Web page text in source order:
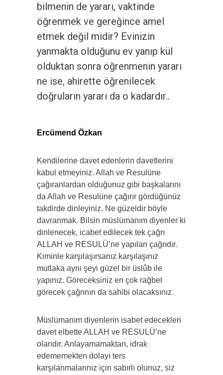
bilmenin de yararı, vaktinde
öğrenmek ve gereğince amel
etmek değil midir? Evinizin
yanmakta olduğunu ev yanıp kül
olduktan sonra öğrenmenin yararı
ne ise, ahirette öğrenilecek
doğruların yararı da o kadardır..
Ercümend Özkan
Kendilerine davet edenlerin davetlerini
kabul etmeyiniz. Allah ve Resulüne
çağıranlardan olduğunuz gibi başkalarını
da Allah ve Resulüne çağırır gördüğünüz
takdirde dinleyiniz. Ne güzeldir böyle
davranmak. Bilsin müslümanım diyenler ki
dinlenecek, icabet edilecek tek çağrı
ALLAH ve RESULÜ’ne yapılan çağrıdır.
Kiminle karşılaşırsanız karşılaşınız
mutlaka aynı şeyi güzel bir üslûb ile
yapınız. Göreceksiniz en çok rağbet
görecek çağrının da sahibi olacaksınız.
Müslümanım diyenlerin isabet edecekleri
davet elbette ALLAH ve RESULÜ’ne
olandır. Anlayamamaktan, idrak
edememekten dolayı ters
karşılanmalarınız için sabırlı olunuz, siz